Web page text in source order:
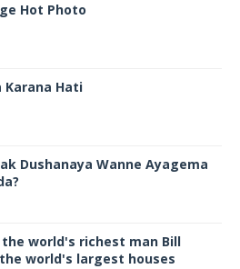
Hot Photo
Karana Hati
Dushanaya Wanne Ayagema
the world's richest man Bill
world's largest houses